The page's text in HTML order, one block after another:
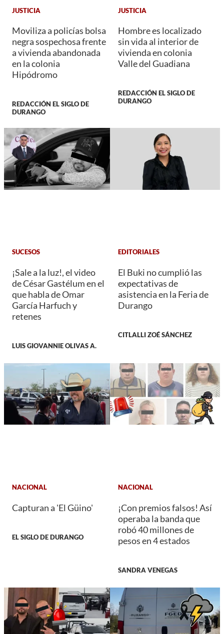
JUSTICIA
Moviliza a policías bolsa
negra sospechosa frente
a vivienda abandonada
en la colonia
Hipódromo
REDACCIÓN EL SIGLO DE
DURANGO
JUSTICIA
Hombre es localizado
sin vida al interior de
vivienda en colonia
Valle del Guadiana
REDACCIÓN EL SIGLO DE
DURANGO
SUCESOS
¡Sale a la luz!, el video
de César Gastélum en el
que habla de Omar
García Harfuch y
retenes
LUIS GIOVANNIE OLIVAS A.
EDITORIALES
El Buki no cumplió las
expectativas de
asistencia en la Feria de
Durango
CITLALLI ZOÉ SÁNCHEZ
NACIONAL
Capturan a 'El Güino'
EL SIGLO DE DURANGO
NACIONAL
¡Con premios falsos! Así
operaba la banda que
robó 40 millones de
pesos en 4 estados
SANDRA VENEGAS